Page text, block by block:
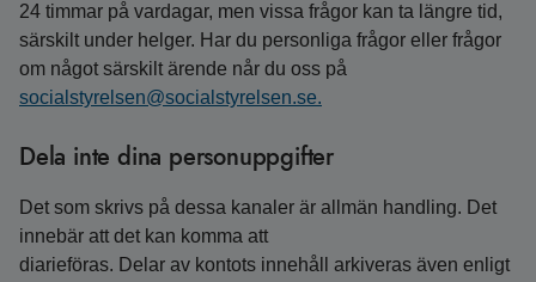
24 timmar på vardagar, men vissa frågor kan ta längre tid,
särskilt under helger. Har du personliga frågor eller frågor
om något särskilt ärende når du oss på
socialstyrelsen@socialstyrelsen.se.
Dela inte dina personuppgifter
Det som skrivs på dessa kanaler är allmän handling. Det
innebär att det kan komma att
diarieföras. Delar av kontots innehåll arkiveras även enligt